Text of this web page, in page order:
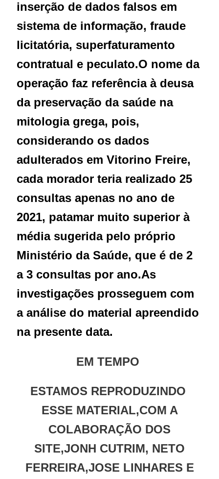
inserção de dados falsos em
sistema de informação, fraude
licitatória, superfaturamento
contratual e peculato.O nome da
operação faz referência à deusa
da preservação da saúde na
mitologia grega, pois,
considerando os dados
adulterados em Vitorino Freire,
cada morador teria realizado 25
consultas apenas no ano de
2021, patamar muito superior à
média sugerida pelo próprio
Ministério da Saúde, que é de 2
a 3 consultas por ano.As
investigações prosseguem com
a análise do material apreendido
na presente data.
EM TEMPO
ESTAMOS REPRODUZINDO
ESSE MATERIAL,COM A
COLABORAÇÃO DOS
SITE,JONH CUTRIM, NETO
FERREIRA,JOSE LINHARES E